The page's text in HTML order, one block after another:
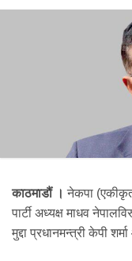
काठमाडौं । नेकपा (एकीकृत
पार्टी अध्यक्ष माधव
मुद्दा प्रधानमन्त्री केपी